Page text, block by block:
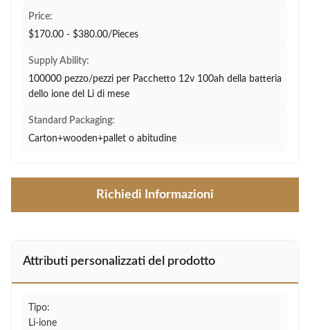
Price:
$170.00 - $380.00/Pieces
Supply Ability:
100000 pezzo/pezzi per Pacchetto 12v 100ah della batteria
dello ione del Li di mese
Standard Packaging:
Carton+wooden+pallet o abitudine
Richiedi Informazioni
Attributi personalizzati del prodotto
Tipo:
Li-ione